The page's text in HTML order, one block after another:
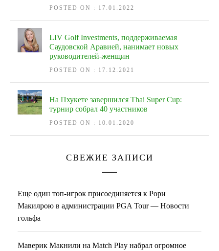
POSTED ON : 17.01.2022
LIV Golf Investments, поддерживаемая
Саудовской Аравией, нанимает новых
руководителей-женщин
POSTED ON : 17.12.2021
На Пхукете завершился Thai Super Cup:
турнир собрал 40 участников
POSTED ON : 10.01.2020
СВЕЖИЕ ЗАПИСИ
Еще один топ-игрок присоединяется к Рори
Макилрою в администрации PGA Tour — Новости
гольфа
Маверик Макнили на Match Play набрал огромное